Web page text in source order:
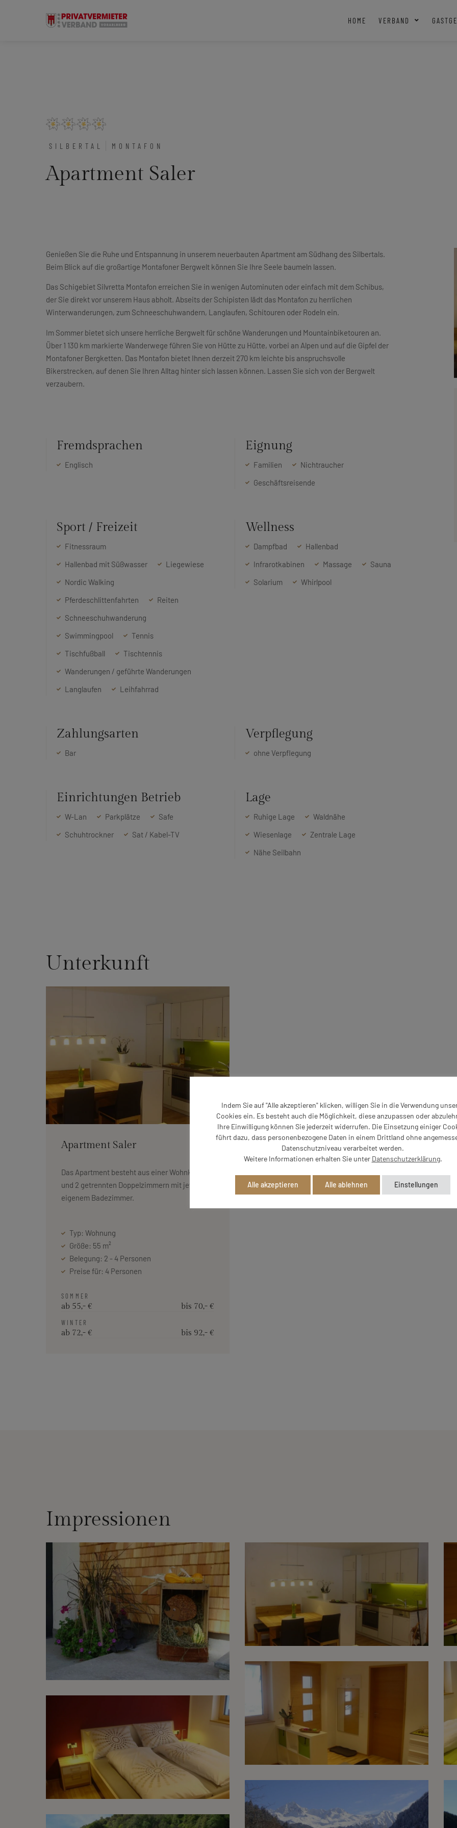
HOME VERBAND
SILBERTAL MONTAFON
Apartment Saler
Genießen Sie die Ruhe und Entspannung in unserem neuerbauten Apartment am Südhang des Silbertals.
Beim Blick auf die großartige Montafoner Bergwelt können Sie Ihre Seele baumeln lassen.
Das Schigebiet Silvretta Montafon erreichen Sie in wenigen Autominuten oder einfach mit dem Schibus,
der Sie direkt vor unserem Haus abholt. Abseits der Schipisten lädt das Montafon zu herrlichen
Winterwanderungen, zum Schneeschuhwandern, Langlaufen, Schitouren oder Rodeln ein.
Im Sommer bietet sich unsere herrliche Bergwelt für schöne Wanderungen und Mountainbiketouren an.
Über 1 130 km markierte Wanderwege führen Sie von Hütte zu Hütte, vorbei an Alpen und auf die Gipfel der
Montafoner Bergketten. Das Montafon bietet Ihnen derzeit 270 km leichte bis anspruchsvolle
Bikerstrecken, auf denen Sie Ihren Alltag hinter sich lassen können. Lassen Sie sich von der Bergwelt
verzaubern.
Fremdsprachen
Englisch
Eignung
Familien
Nichtraucher
Geschäftsreisende
Sport / Freizeit
Fitnessraum
Hallenbad mit Süßwasser
Liegewiese
Nordic Walking
Pferdeschlittenfahrten
Reiten
Schneeschuhwanderung
Swimmingpool
Tennis
Tischfußball
Tischtennis
Wanderungen / geführte Wanderungen
Langlaufen
Leihfahrrad
Wellness
Dampfbad
Hallenbad
Infrarotkabinen
Massage
Sauna
Solarium
Whirlpool
Zahlungsarten
Bar
Verpflegung
ohne Verpflegung
Einrichtungen Betrieb
W-Lan Parkplätze
Safe
Schuhtrockner
Sat / Kabel-TV
Lage
Ruhige Lage
Waldnähe
Wiesenlage
Zentrale Lage
Nähe Seilbahn
Unterkunft
Apartment Saler
Das Apartment besteht aus einer Wohnküche
und 2 getrennten Doppelzimmern mit jeweils
eigenem Badezimmer.
Typ: Wohnung
Größe: 55 m²
Belegung: 2 - 4 Personen
Preise für: 4 Personen
SOMMER
ab 55,- € bis 70,- €
WINTER
ab 72,- € bis 92,- €
Impressionen
Indem Sie auf "Alle akzeptieren" klicken, willigen Sie in die Verwendung
Cookies ein. Es besteht auch die Möglichkeit, diese anzupassen oder
Ihre Einwilligung können Sie jederzeit widerrufen. Die Einsetzung einiger
führt dazu, dass personenbezogene Daten in einem Drittland ohne
Datenschutzniveau verarbeitet werden.
Weitere Informationen erhalten Sie unter Datenschutzerklärung.
Alle akzeptieren Alle ablehnen Einstellungen